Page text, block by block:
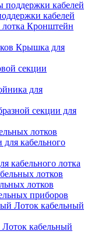
кабелей
Кронштейн
Крышка для
секции
для
секции для
лотков
кабельного лотка
лотков
приборов
Лоток кабельный
Лоток кабельный